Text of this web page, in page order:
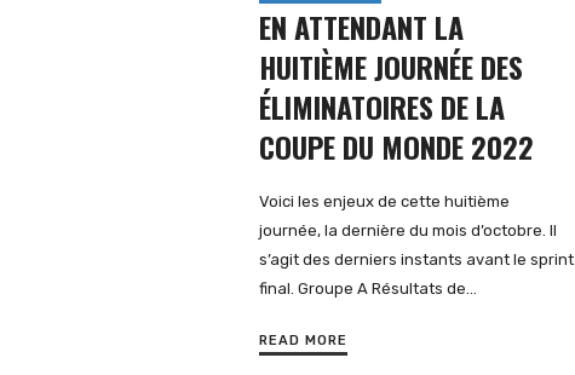
EN ATTENDANT LA
HUITIÈME JOURNÉE DES
ÉLIMINATOIRES DE LA
COUPE DU MONDE 2022
Voici les enjeux de cette huitième
journée, la dernière du mois d’octobre. Il
s’agit des derniers instants avant le sprint
final. Groupe A Résultats de…
READ MORE